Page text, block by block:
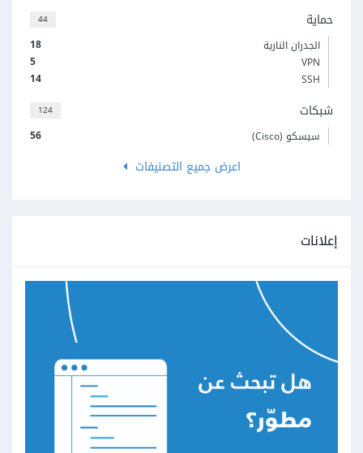
44 حماية
18
الجدران النارية
5
VPN
14
SSH
124 شبكات
56 سيسكو (Cisco)
اعرض جميع التصنيفات
إعلانات